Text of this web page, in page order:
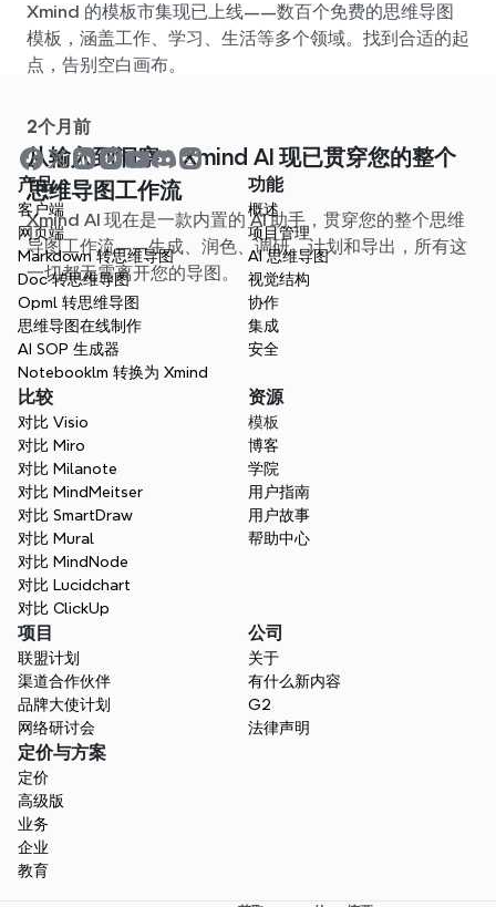
Xmind 的模板市集现已上线——数百个免费的思维导图
模板，涵盖工作、学习、生活等多个领域。找到合适的起
点，告别空白画布。
2个月前
从输入到洞察：Xmind AI 现已贯穿您的整个
思维导图工作流
Xmind AI 现在是一款内置的 AI 助手，贯穿您的整个思维
导图工作流——生成、润色、调研、计划和导出，所有这
一切都无需离开您的导图。
产品
客户端
网页端
Markdown 转思维导图
Doc 转思维导图
Opml 转思维导图
思维导图在线制作
AI SOP 生成器
Notebooklm 转换为 Xmind
功能
概述
项目管理
AI 思维导图
视觉结构
协作
集成
安全
比较
对比 Visio
对比 Miro
对比 Milanote
对比 MindMeitser
对比 SmartDraw
对比 Mural
对比 MindNode
对比 Lucidchart
对比 ClickUp
资源
模板
博客
学院
用户指南
用户故事
帮助中心
项目
联盟计划
渠道合作伙伴
品牌大使计划
网络研讨会
公司
关于
有什么新内容
G2
法律声明
定价与方案
定价
高级版
业务
企业
教育